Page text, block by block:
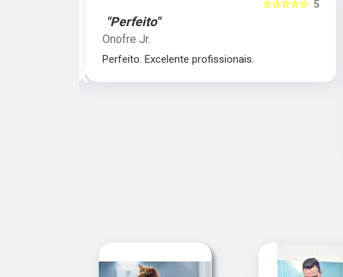
5
☆☆☆☆☆
"Perfeito"
Onofre Jr.
Perfeito. Excelente profissionais.
‹